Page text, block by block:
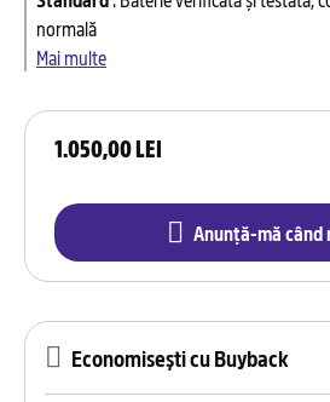
1.050,00 LEI
Anunță-mă când
normală
Mai multe
Economisești cu Buyback